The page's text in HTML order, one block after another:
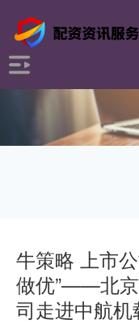
牛策略 上市
做优”——北京
司走进中航机